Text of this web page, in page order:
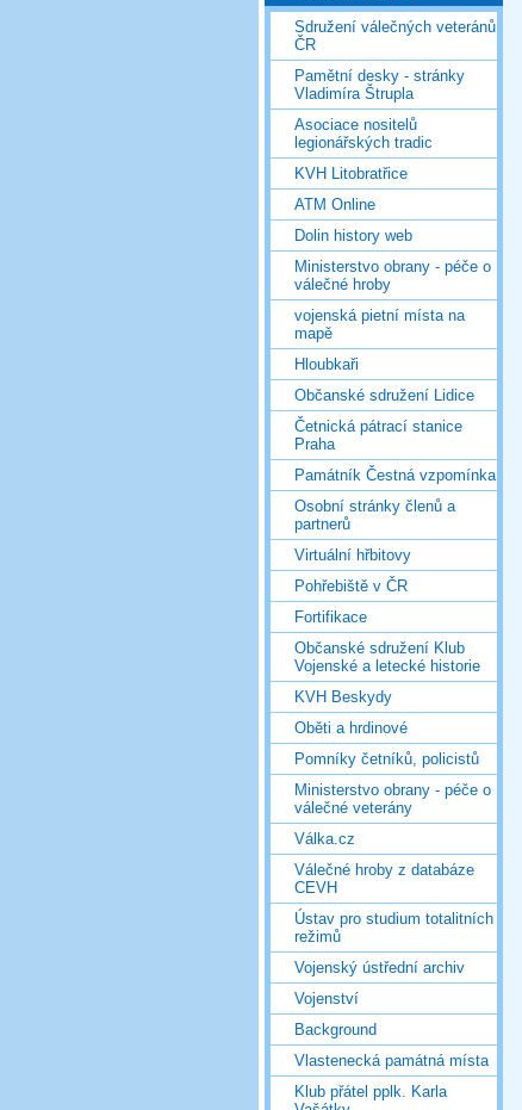
Sdružení válečných veteránů
ČR
Pamětní desky - stránky
Vladimíra Štrupla
Asociace nositelů
legionářských tradic
KVH Litobratřice
ATM Online
Dolin history web
Ministerstvo obrany - péče o
válečné hroby
vojenská pietní místa na
mapě
Hloubkaři
Občanské sdružení Lidice
Četnická pátrací stanice
Praha
Památník Čestná vzpomínka
Osobní stránky členů a
partnerů
Virtuální hřbitovy
Pohřebiště v ČR
Fortifikace
Občanské sdružení Klub
Vojenské a letecké historie
KVH Beskydy
Oběti a hrdinové
Pomníky četníků, policistů
Ministerstvo obrany - péče o
válečné veterány
Válka.cz
Válečné hroby z databáze
CEVH
Ústav pro studium totalitních
režimů
Vojenský ústřední archiv
Vojenství
Background
Vlastenecká památná místa
Klub přátel pplk. Karla